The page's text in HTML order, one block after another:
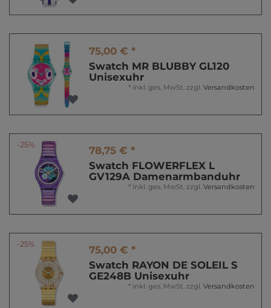
75,00 € *
Swatch MR BLUBBY GL120
Unisexuhr
* inkl. ges. MwSt. zzgl. Versandkosten
-25%
78,75 € *
Swatch FLOWERFLEX L
GV129A Damenarmbanduhr
* inkl. ges. MwSt. zzgl. Versandkosten
-25%
75,00 € *
Swatch RAYON DE SOLEIL S
GE248B Unisexuhr
* inkl. ges. MwSt. zzgl. Versandkosten